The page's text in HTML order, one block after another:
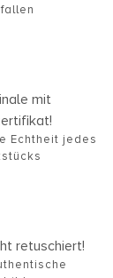
mit
Echtheit jedes
retuschiert!